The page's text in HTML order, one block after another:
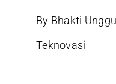
By Bhakti Unggul
Teknovasi